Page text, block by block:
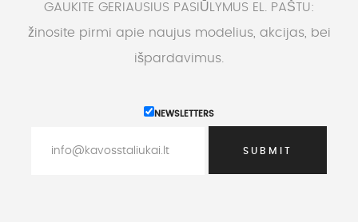
GAUKITE GERIAUSIUS PASIŪLYMUS EL. PAŠTU:
žinosite pirmi apie naujus modelius, akcijas, bei
išpardavimus.
NEWSLETTERS